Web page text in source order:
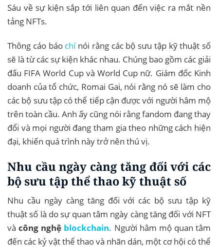
Sáu về sự kiện sắp tới liên quan đến việc ra mắt nền
tảng NFTs.
Thông cáo báo chínói rằng các bộ sưu tập kỹ thuật số
sẽ là từ các sự kiện khác nhau. Chúng bao gồm các giải
đấu FIFA World Cup và World Cup nữ. Giám đốc Kinh
doanh của tổ chức, Romai Gai, nói rằng nó sẽ làm cho
các bộ sưu tập có thể tiếp cận được với người hâm mộ
trên toàn cầu. Anh ấy cũng nói rằng fandom đang thay
đổi và mọi người đang tham gia theo những cách hiện
đại, khiến quá trình này trở nên thú vị.
Nhu cầu ngày càng tăng đối với các
bộ sưu tập thể thao kỹ thuật số
Nhu cầu ngày càng tăng đối với các bộ sưu tập kỹ
thuật số là do sự quan tâm ngày càng tăng đối với NFT
vàcông nghệ blockchain. Người hâm mộ quan tâm
đến các kỷ vật thể thao và nhãn dán, một cơ hội có thể